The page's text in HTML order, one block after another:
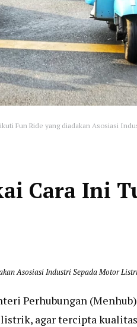
Fun Ride yang diadakan Asosiasi
Cara Ini
Asosiasi Industri Sepada Motor
Perhubungan
agar tercipta